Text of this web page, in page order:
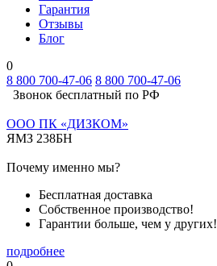
Гарантия
Отзывы
Блог
0
8 800 700-47-06 8 800 700-47-06
Звонок бесплатный по РФ
ООО ПК «ДИЗКОМ»
ЯМЗ 238БН
Почему именно мы?
Бесплатная доставка
Собственное производство!
Гарантии больше, чем у других!
подробнее